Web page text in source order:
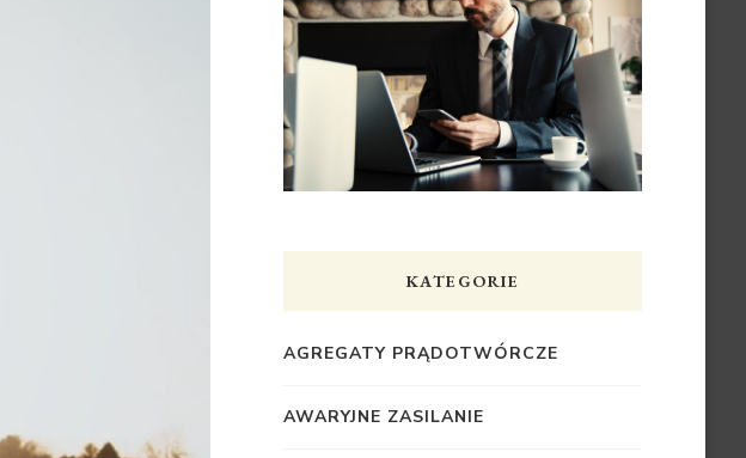
KATEGORIE
AGREGATY PRĄDOTWÓRCZE
AWARYJNE ZASILANIE